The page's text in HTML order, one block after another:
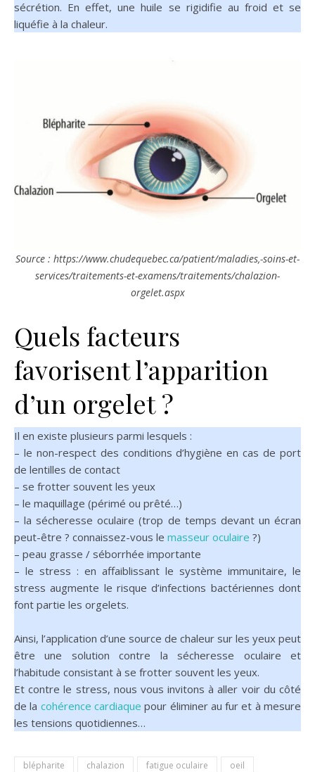
sécrétion. En effet, une huile se rigidifie au froid et se
liquéfie à la chaleur.
Source : https://www.chudequebec.ca/patient/maladies,-soins-et-
services/traitements-et-examens/traitements/chalazion-
orgelet.aspx
Quels facteurs
favorisent l’apparition
d’un orgelet ?
Il en existe plusieurs parmi lesquels :
– le non-respect des conditions d’hygiène en cas de port
de lentilles de contact
– se frotter souvent les yeux
– le maquillage (périmé ou prêté…)
– la sécheresse oculaire (trop de temps devant un écran
peut-être ? connaissez-vous le masseur oculaire ?)
– peau grasse / séborrhée importante
– le stress : en affaiblissant le système immunitaire, le
stress augmente le risque d’infections bactériennes dont
font partie les orgelets.
Ainsi, l’application d’une source de chaleur sur les yeux peut
être une solution contre la sécheresse oculaire et
l’habitude consistant à se frotter souvent les yeux.
Et contre le stress, nous vous invitons à aller voir du côté
de la cohérence cardiaque pour éliminer au fur et à mesure
les tensions quotidiennes…
blépharite chalazion fatigue oculaire
oeil